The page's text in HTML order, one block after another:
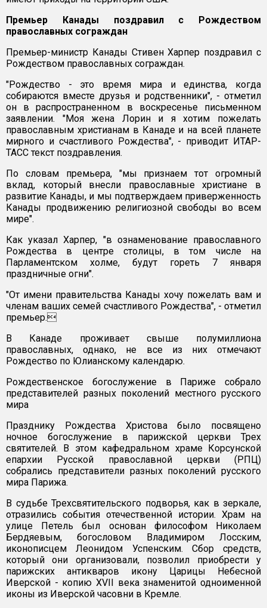
Премьер Канады поздравил с Рождеством
православных сограждан
Премьер-министр Канады Стивен Харпер поздравил с
Рождеством православных сограждан.
"Рождество - это время мира и единства, когда
собираются вместе друзья и родственники", - отметил
он в распространенном в воскресенье письменном
заявлении. "Моя жена Лорин и я хотим пожелать
православным христианам в Канаде и на всей планете
мирного и счастливого Рождества", - приводит ИТАР-
ТАСС текст поздравления.
По словам премьера, "мы признаем тот огромный
вклад, который внесли православные христиане в
развитие Канады, и мы подтверждаем приверженность
Канады продвижению религиозной свободы во всем
мире".
Как указал Харпер, "в ознаменование православного
Рождества в центре столицы, в том числе на
Парламентском холме, будут гореть 7 января
праздничные огни".
"От имени правительства Канады хочу пожелать вам и
членам ваших семей счастливого Рождества", - отметил
премьер.
В Канаде проживает свыше полумиллиона
православных, однако, не все из них отмечают
Рождество по Юлианскому календарю.
Рождественское богослужение в Париже собрало
представителей разных поколений местного русского
мира
Празднику Рождества Христова было посвящено
ночное богослужение в парижской церкви Трех
святителей. В этом кафедральном храме Корсунской
епархии Русской православной церкви (РПЦ)
собрались представители разных поколений русского
мира Парижа.
В судьбе Трехсвятительского подворья, как в зеркале,
отразились события отечественной истории. Храм на
улице Петель был основан философом Николаем
Бердяевым, богословом Владимиром Лосским,
иконописцем Леонидом Успенским. Сбор средств,
который они организовали, позволил приобрести у
парижских антикваров икону Царицы Небесной
Иверской - копию XVII века знаменитой одноименной
иконы из Иверской часовни в Кремле.